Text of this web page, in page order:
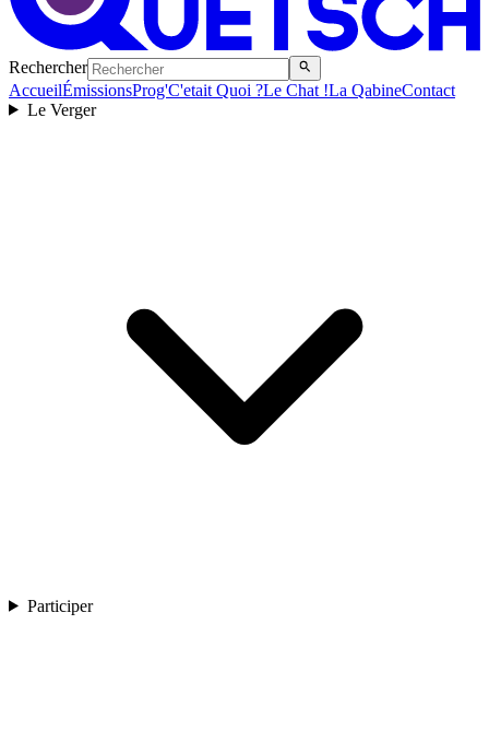
Rechercher
AccueilÉmissionsProg'C'etait Quoi ?Le Chat !La QabineContact
Le Verger
Participer